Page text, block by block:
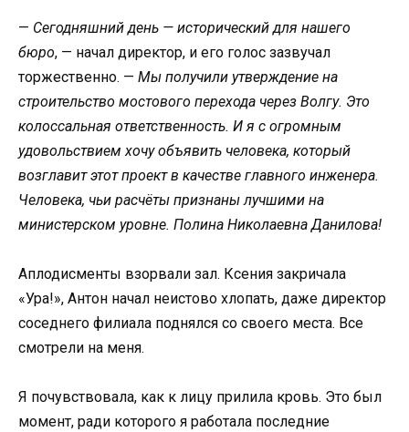
— Сегодняшний день — исторический для нашего
бюро, — начал директор, и его голос зазвучал
торжественно. — Мы получили утверждение на
строительство мостового перехода через Волгу. Это
колоссальная ответственность. И я с огромным
удовольствием хочу объявить человека, который
возглавит этот проект в качестве главного инженера.
Человека, чьи расчёты признаны лучшими на
министерском уровне. Полина Николаевна Данилова!
Аплодисменты взорвали зал. Ксения закричала
«Ура!», Антон начал неистово хлопать, даже директор
соседнего филиала поднялся со своего места. Все
смотрели на меня.
Я почувствовала, как к лицу прилила кровь. Это был
момент, ради которого я работала последние